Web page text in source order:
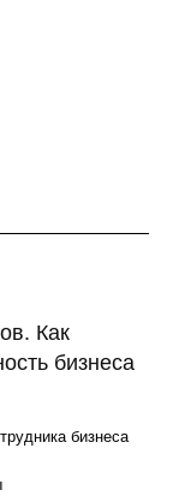
Как
бизнеса
бизнеса